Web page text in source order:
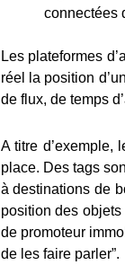
connectées
Les plateformes
réel la position
de flux, de temps
A titre d’exemple,
place. Des tags
à destinations de
position des
de promoteur
de les faire parler”.